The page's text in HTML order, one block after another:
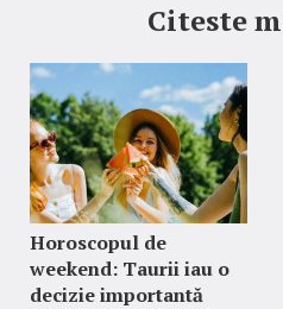
Citeste
Horoscopul de
weekend: Taurii iau o
decizie importantă